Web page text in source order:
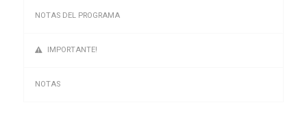
NOTAS DEL PROGRAMA
IMPORTANTE!
NOTAS